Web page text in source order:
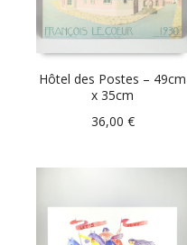
Hôtel des Postes – 49cm
x 35cm
36,00 €